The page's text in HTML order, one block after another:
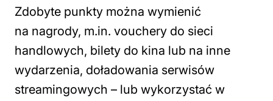
Zdobyte punkty można wymienić
na nagrody, m.in. vouchery do sieci
handlowych, bilety do kina lub na inne
wydarzenia, doładowania serwisów
streamingowych – lub wykorzystać w